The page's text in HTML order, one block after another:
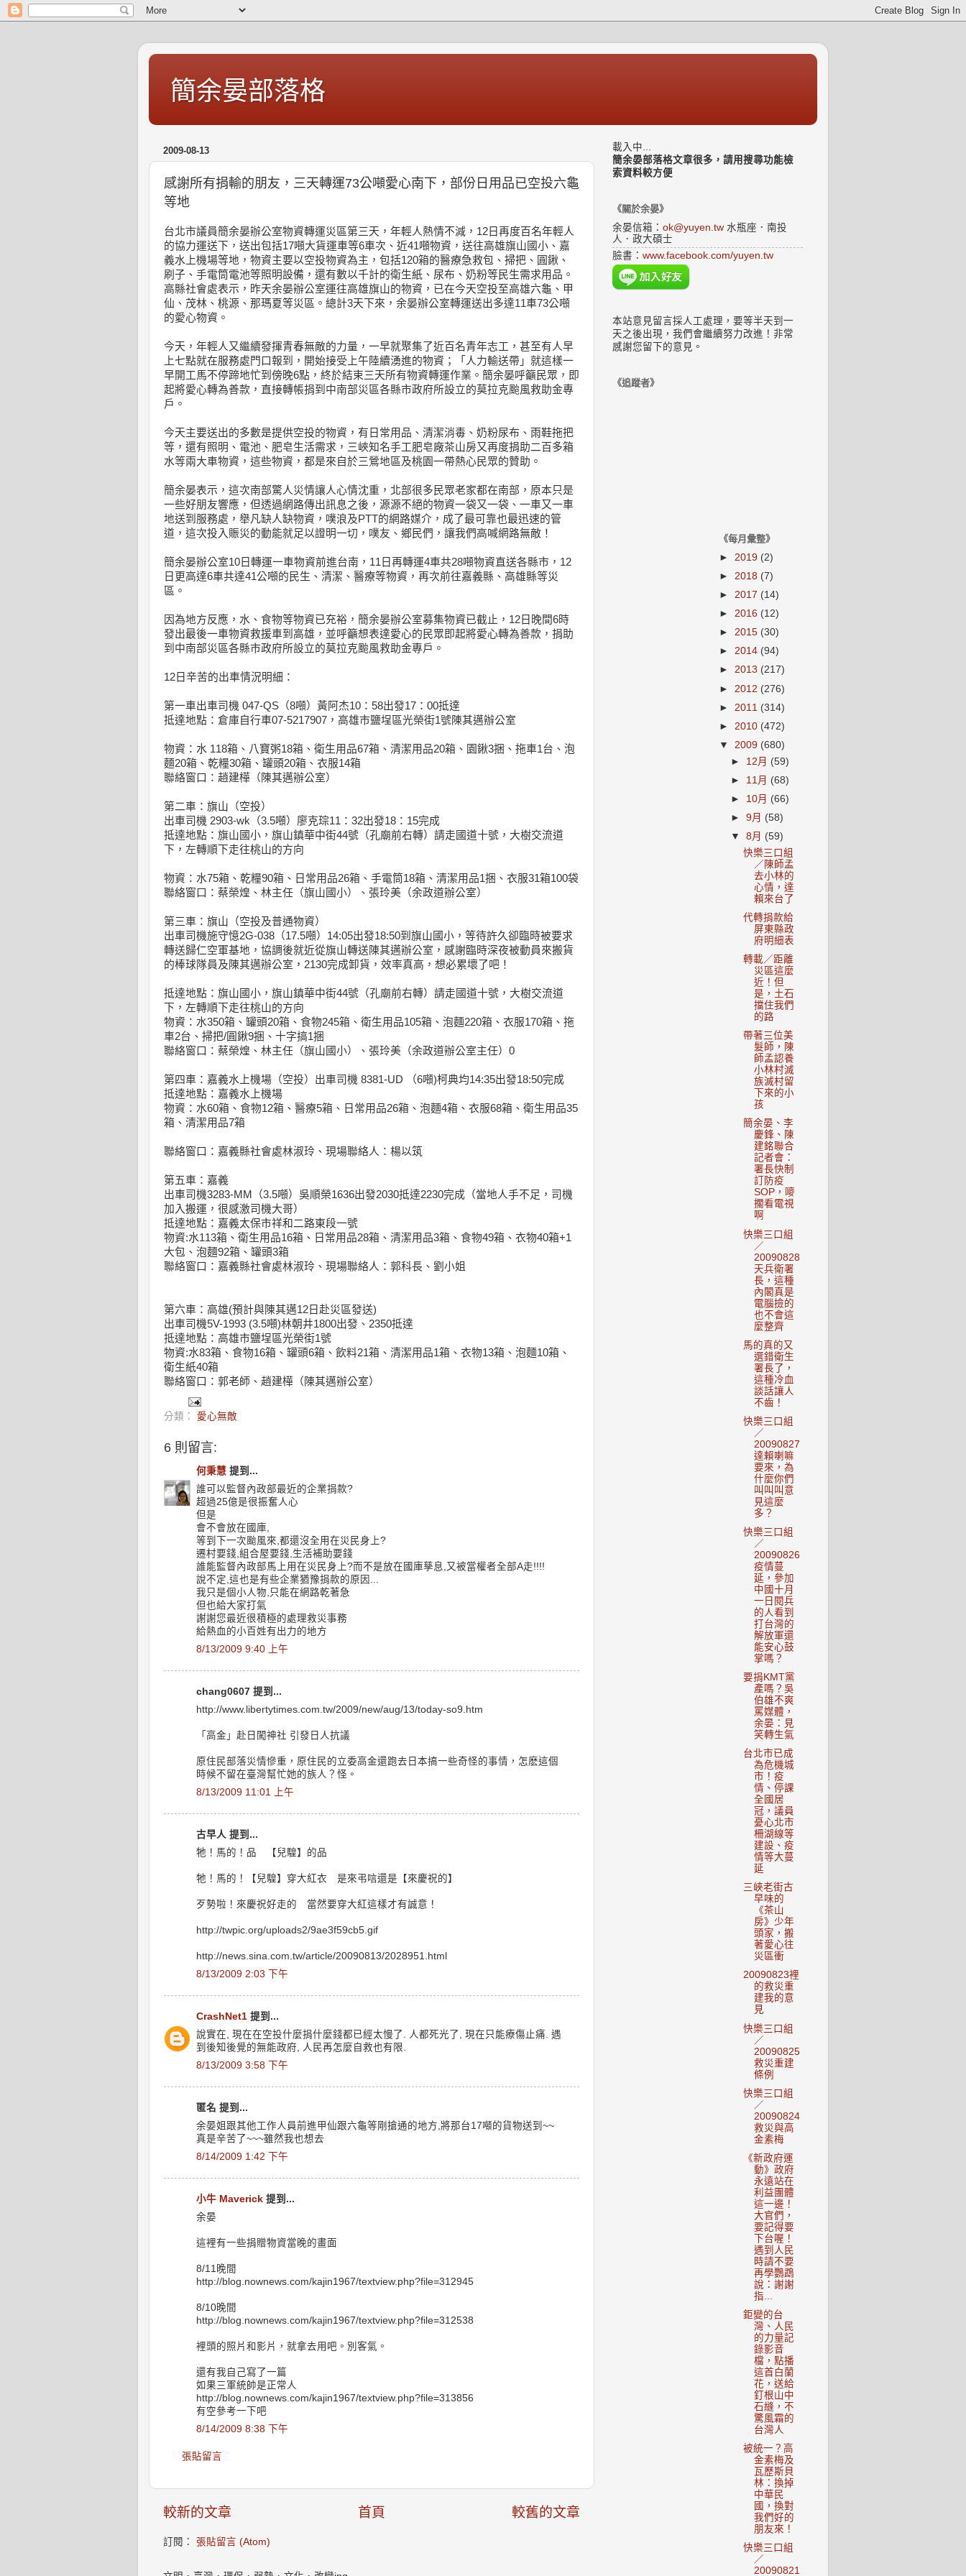
簡余晏部落格
2009-08-13
感謝所有捐輸的朋友，三天轉運73公噸愛心南下，部份日用品已空投六龜
等地
台北市議員簡余晏辦公室物資轉運災區第三天，年輕人熱情不減，12日再度百名年輕人
的協力運送下，送出包括17噸大貨運車等6車次、近41噸物資，送往高雄旗山國小、嘉
義水上機場等地，物資主要以空投物資為主，包括120箱的醫療急救包、掃把、圓鍬、
刷子、手電筒電池等照明設備，還有數以千計的衛生紙、尿布、奶粉等民生需求用品。
高縣社會處表示，昨天余晏辦公室運往高雄旗山的物資，已在今天空投至高雄六龜、甲
仙、茂林、桃源、那瑪夏等災區。總計3天下來，余晏辦公室轉運送出多達11車73公噸
的愛心物資。
今天，年輕人又繼續發揮青春無敵的力量，一早就聚集了近百名青年志工，甚至有人早
上七點就在服務處門口報到，開始接受上午陸續湧進的物資；「人力輸送帶」就這樣一
早開工馬不停蹄地忙到傍晚6點，終於結束三天所有物資轉運作業。簡余晏呼籲民眾，即
起將愛心轉為善款，直接轉帳捐到中南部災區各縣市政府所設立的莫拉克颱風救助金專
戶。
今天主要送出的多數是提供空投的物資，有日常用品、清潔消毒、奶粉尿布、雨鞋拖把
等，還有照明、電池、肥皂生活需求，三峽知名手工肥皂廠茶山房又再度捐助二百多箱
水等兩大車物資，這些物資，都是來自於三鶯地區及桃園一帶熱心民眾的贊助。
簡余晏表示，這次南部驚人災情讓人心情沈重，北部很多民眾老家都在南部，原本只是
一些好朋友響應，但透過網路傳出訊息之後，源源不絕的物資一袋又一袋、一車又一車
地送到服務處，舉凡缺人缺物資，噗浪及PTT的網路媒介，成了最可靠也最迅速的管
道，這次投入賑災的動能就足以證明一切，噗友、鄉民們，讓我們高喊網路無敵！
簡余晏辦公室10日轉運一車物資前進台南，11日再轉運4車共28噸物資直送各縣市，12
日更高達6車共達41公噸的民生、清潔、醫療等物資，再次前往嘉義縣、高雄縣等災
區。
因為地方反應，水、食物等物資已充裕，簡余晏辦公室募集物資已截止，12日晚間6時
發出最後一車物資救援車到高雄，並呼籲想表達愛心的民眾即起將愛心轉為善款，捐助
到中南部災區各縣市政府所設立的莫拉克颱風救助金專戶。
12日辛苦的出車情況明細：
第一車出車司機 047-QS（8噸）黃阿杰10：58出發17：00抵達
抵達地點：倉庫自行車07-5217907，高雄市鹽埕區光榮街1號陳其邁辦公室
物資：水 118箱、八寶粥18箱、衛生用品67箱、清潔用品20箱、園鍬3捆、拖車1台、泡
麵20箱、乾糧30箱、罐頭20箱、衣服14箱
聯絡窗口：趙建樺（陳其邁辦公室）
第二車：旗山（空投）
出車司機 2903-wk（3.5噸）廖克琮11：32出發18：15完成
抵達地點：旗山國小，旗山鎮華中街44號（孔廟前右轉）請走國道十號，大樹交流道
下，左轉順下走往桃山的方向
物資：水75箱、乾糧90箱、日常用品26箱、手電筒18箱、清潔用品1捆、衣服31箱100袋
聯絡窗口：蔡榮煌、林主任（旗山國小）、張玲美（余政道辦公室）
第三車：旗山（空投及普通物資）
出車司機施守憶2G-038（17.5噸）14:05出發18:50到旗山國小，等待許久卻臨時被要求
轉送歸仁空軍基地，協調後就近從旗山轉送陳其邁辦公室，感謝臨時深夜被動員來搬貨
的棒球隊員及陳其邁辦公室，2130完成卸貨，效率真高，想必累壞了吧！
抵達地點：旗山國小，旗山鎮華中街44號（孔廟前右轉）請走國道十號，大樹交流道
下，左轉順下走往桃山的方向
物資：水350箱、罐頭20箱、食物245箱、衛生用品105箱、泡麵220箱、衣服170箱、拖
車2台、掃把/圓鍬9捆、十字搞1捆
聯絡窗口：蔡榮煌、林主任（旗山國小）、張玲美（余政道辦公室主任）0
第四車：嘉義水上機場（空投）出車司機 8381-UD （6噸)柯典均14:35出發18:50完成
抵達地點：嘉義水上機場
物資：水60箱、食物12箱、醫療5箱、日常用品26箱、泡麵4箱、衣服68箱、衛生用品35
箱、清潔用品7箱
聯絡窗口：嘉義縣社會處林淑玲、現場聯絡人：楊以筑
第五車：嘉義
出車司機3283-MM（3.5噸）吳順榮1636出發2030抵達2230完成（當地人手不足，司機
加入搬運，很感激司機大哥）
抵達地點：嘉義太保市祥和二路東段一號
物資:水113箱、衛生用品16箱、日常用品28箱、清潔用品3箱、食物49箱、衣物40箱+1
大包、泡麵92箱、罐頭3箱
聯絡窗口：嘉義縣社會處林淑玲、現場聯絡人：郭科長、劉小姐
第六車：高雄(預計與陳其邁12日赴災區發送)
出車司機5V-1993 (3.5噸)林朝井1800出發、2350抵達
抵達地點：高雄市鹽埕區光榮街1號
物資:水83箱、食物16箱、罐頭6箱、飲料21箱、清潔用品1箱、衣物13箱、泡麵10箱、
衛生紙40箱
聯絡窗口：郭老師、趙建樺（陳其邁辦公室）
分類： 愛心無敵
6 則留言:
何秉慧 提到...
誰可以監督內政部最近的企業捐款?
超過25億是很振奮人心
但是
會不會放在國庫,
等到下一次颱風來,都還沒全用在災民身上?
遷村要錢,組合屋要錢,生活補助要錢
誰能監督內政部馬上用在災民身上?而不是放在國庫孳息,又被當權者全部A走!!!!
說不定,這也是有些企業猶豫捐款的原因...
我只是個小人物,只能在網路乾著急
但也給大家打氣
謝謝您最近很積極的處理救災事務
給熱血的小百姓有出力的地方
8/13/2009 9:40 上午
chang0607 提到...
http://www.libertytimes.com.tw/2009/new/aug/13/today-so9.htm
「高金」赴日闖神社 引發日人抗議
原住民部落災情慘重，原住民的立委高金還跑去日本搞一些奇怪的事情，怎麽這個
時候不留在臺灣幫忙她的族人？怪。
8/13/2009 11:01 上午
古早人 提到...
牠！馬的！品 【兒騜】的品
牠！馬的！【兒騜】穿大紅衣 是來弔唁還是【來慶祝的】
歹勢啦！來慶祝好走的 當然要穿大紅這樣才有誠意！
http://twpic.org/uploads2/9ae3f59cb5.gif
http://news.sina.com.tw/article/20090813/2028951.html
8/13/2009 2:03 下午
CrashNet1 提到...
說實在, 現在在空投什麼捐什麼錢都已經太慢了. 人都死光了, 現在只能療傷止痛. 遇
到後知後覺的無能政府, 人民再怎麼自救也有限.
8/13/2009 3:58 下午
匿名 提到...
余晏姐跟其他工作人員前進甲仙跟六龜等剛搶通的地方,將那台17噸的貨物送到~~
真是辛苦了~~~雖然我也想去
8/14/2009 1:42 下午
小牛 Maverick 提到...
余晏
這裡有一些捐贈物資當晚的畫面
8/11晚間
http://blog.nownews.com/kajin1967/textview.php?file=312945
8/10晚間
http://blog.nownews.com/kajin1967/textview.php?file=312538
裡頭的照片和影片，就拿去用吧。別客氣。
還有我自己寫了一篇
如果三軍統帥是正常人
http://blog.nownews.com/kajin1967/textview.php?file=313856
有空參考一下吧
8/14/2009 8:38 下午
張貼留言
較新的文章 較舊的文章
首頁
訂閱： 張貼留言 (Atom)
載入中...
簡余晏部落格文章很多，請用搜尋功能檢
索資料較方便
《關於余晏》
余晏信箱： ok@yuyen.tw 水瓶座．南投
人．政大碩士
臉書： www.facebook.com/yuyen.tw
本站意見留言採人工處理，要等半天到一
天之後出現，我們會繼續努力改進！非常
感謝您留下的意見。
《追蹤者》
《每月彙整》
► 2019 (2)
► 2018 (7)
► 2017 (14)
► 2016 (12)
► 2015 (30)
► 2014 (94)
► 2013 (217)
► 2012 (276)
► 2011 (314)
► 2010 (472)
▼ 2009 (680)
► 12月 (59)
► 11月 (68)
► 10月 (66)
►9月 (58)
▼8月 (59)
快樂三口組
／陳師孟
去小林的
心情，達
賴來台了
代轉捐款給
屏東縣政
府明細表
轉載／距離
災區這麼
近！但
是，土石
擋住我們
的路
帶著三位美
髮師，陳
師孟認養
小林村滅
族滅村留
下來的小
孩
簡余晏、李
慶鋒、陳
建銘聯合
記者會：
署長快制
訂防疫
SOP，嘜
擱看電視
啊
快樂三口組
／
20090828
天兵衛署
長，這種
內閣真是
電腦撿的
也不會這
麼整齊
馬的真的又
選錯衛生
署長了，
這種冷血
談話讓人
不齒！
快樂三口組
／
20090827
達賴喇嘛
要來，為
什麼你們
叫叫叫意
見這麼
多？
快樂三口組
／
20090826
疫情蔓
延，參加
中國十月
一日閱兵
的人看到
打台灣的
解放軍還
能安心鼓
掌嗎？
要捐KMT黨
產嗎？吳
伯雄不爽
罵媒體，
余晏：見
笑轉生氣
台北市已成
為危機城
市！疫
情、停課
全國居
冠，議員
憂心北市
柵湖線等
建設、疫
情等大蔓
延
三峽老街古
早味的
《茶山
房》少年
頭家，搬
著愛心往
災區衝
20090823裡
的救災重
建我的意
見
快樂三口組
／
20090825
救災重建
條例
快樂三口組
／
20090824
救災與高
金素梅
《新政府運
動》政府
永遠站在
利益團體
這一邊！
大官們，
要記得要
下台喔！
遇到人民
時請不要
再學鸚鵡
說：謝謝
指...
鉅變的台
灣、人民
的力量記
錄影音
檔，點播
這首白蘭
花，送給
釘根山中
石縫，不
驚風霜的
台灣人
被統一？高
金素梅及
瓦歷斯貝
林：換掉
中華民
國，換對
我們好的
朋友來！
快樂三口組
／
20090821